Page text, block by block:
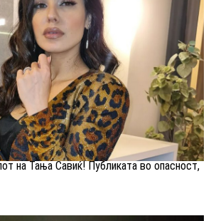
на Тања Савиќ! Публиката во опасност,